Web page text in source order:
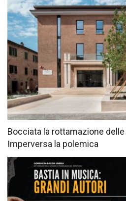
Bocciata la rottamazione
Imperversa la polemica